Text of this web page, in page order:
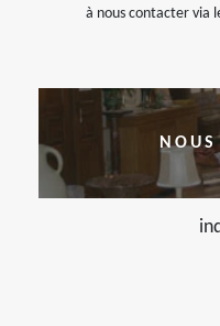
à nous contacter via